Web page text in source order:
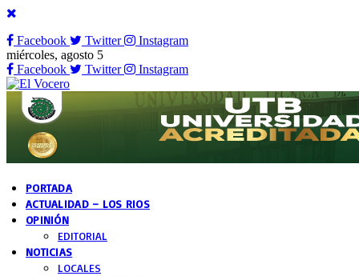
Facebook Twitter
Instagram
miércoles, agosto 5
Facebook
Twitter Instagram
PORTADA
ACTUALIDAD – LOS RIOS
OPINIÓN
EDITORIAL
NOTICIAS
LOCALES